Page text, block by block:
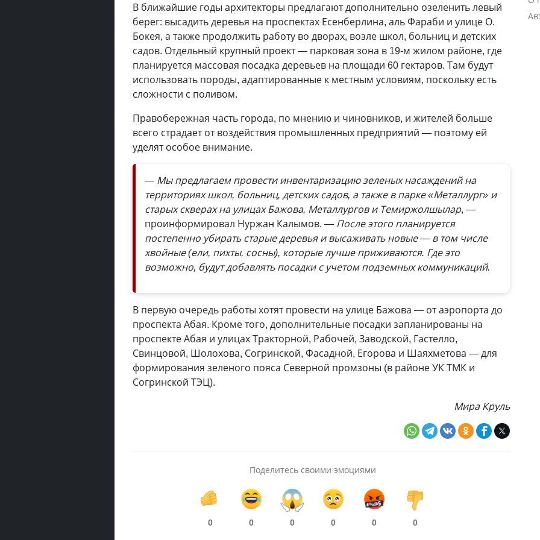
В ближайшие годы архитекторы предлагают дополнительно озеленить левый
берег: высадить деревья на проспектах Есенберлина, аль Фараби и улице О.
Бокея, а также продолжить работу во дворах, возле школ, больниц и детских
садов. Отдельный крупный проект — парковая зона в 19-м жилом районе, где
планируется массовая посадка деревьев на площади 60 гектаров. Там будут
использовать породы, адаптированные к местным условиям, поскольку есть
сложности с поливом.
Правобережная часть города, по мнению и чиновников, и жителей больше
всего страдает от воздействия промышленных предприятий — поэтому ей
уделят особое внимание.
— Мы предлагаем провести инвентаризацию зеленых насаждений на
территориях школ, больниц, детских садов, а также в парке «Металлург» и
старых скверах на улицах Бажова, Металлургов и Темиржолшылар, —
проинформировал Нуржан Калымов. — После этого планируется
постепенно убирать старые деревья и высаживать новые — в том числе
хвойные (ели, пихты, сосны), которые лучше приживаются. Где это
возможно, будут добавлять посадки с учетом подземных коммуникаций.
В первую очередь работы хотят провести на улице Бажова — от аэропорта до
проспекта Абая. Кроме того, дополнительные посадки запланированы на
проспекте Абая и улицах Тракторной, Рабочей, Заводской, Гастелло,
Свинцовой, Шолохова, Согринской, Фасадной, Егорова и Шаяхметова — для
формирования зеленого пояса Северной промзоны (в районе УК ТМК и
Согринской ТЭЦ).
Мира Круль
Поделитесь своими эмоциями
0 0 0 0 0 0